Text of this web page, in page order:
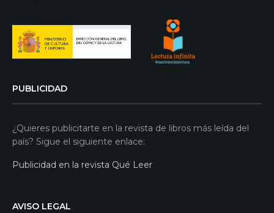
PUBLICIDAD
¿Quieres publicitarte en la revista de libros más leída del
país? Sigue el siguiente enlace:
Publicidad en la revista Qué Leer
AVISO LEGAL